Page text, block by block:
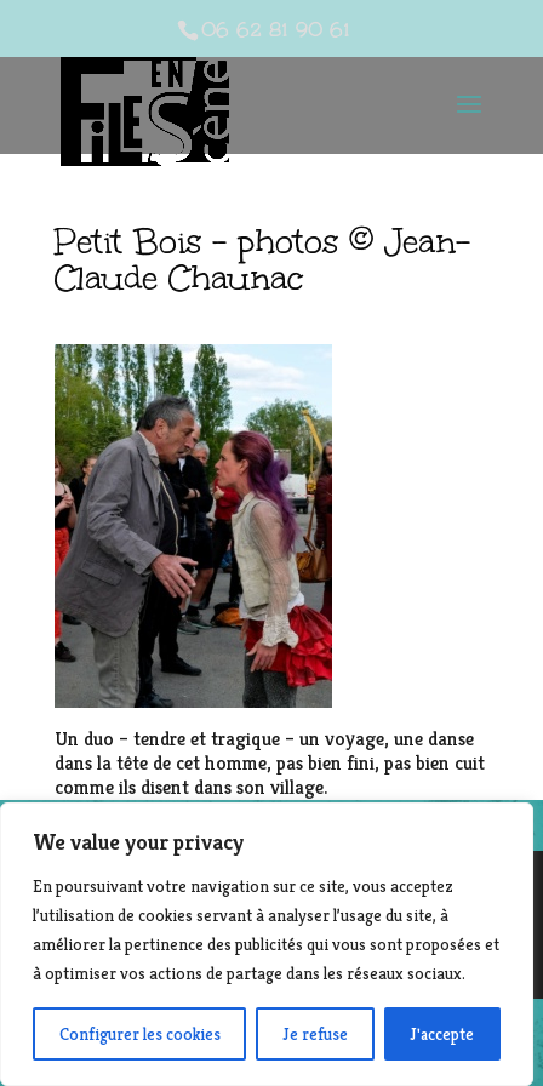
We value your privacy
En poursuivant votre navigation sur ce site, vous acceptez
l’utilisation de cookies servant à analyser l’usage du site, à
améliorer la pertinence des publicités qui vous sont proposées et
à optimiser vos actions de partage dans les réseaux sociaux.
Configurer les cookies Je refuse J'accepte
06 62 81 90 61
Petit Bois – photos © Jean-
Claude Chaunac
Un duo – tendre et tragique – un voyage, une danse
dans la tête de cet homme, pas bien fini, pas bien cuit
comme ils disent dans son village.
©2014-2025 File en scène - Contact :Laurent Beyer
| Création & développement : Corinne Morvan
www.pro-file-design.com